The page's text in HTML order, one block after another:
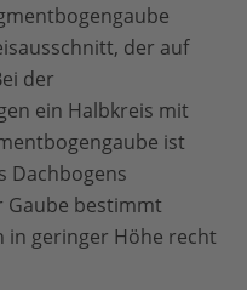
der auf
der
ein Halbkreis mit
ist
Dachbogens
Gaube bestimmt
in geringer Höhe recht